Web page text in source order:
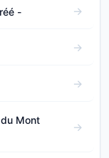
-
Mont